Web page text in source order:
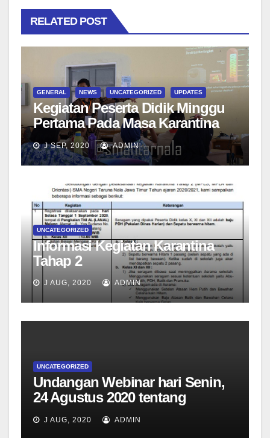
RELATED POST
GENERAL NEWS UNCATEGORIZED UPDATES
Kegiatan Peserta Didik Minggu
Pertama Pada Masa Karantina
Tahap II di LANAL Malang
J SEP, 2020 ADMIN
UNCATEGORIZED
Informasi Kegiatan Karantina
Tahap 2
J AUG, 2020 ADMIN
UNCATEGORIZED
Undangan Webinar hari Senin,
24 Agustus 2020 tentang
informasi kegiatan pembelajaran
J AUG, 2020 ADMIN